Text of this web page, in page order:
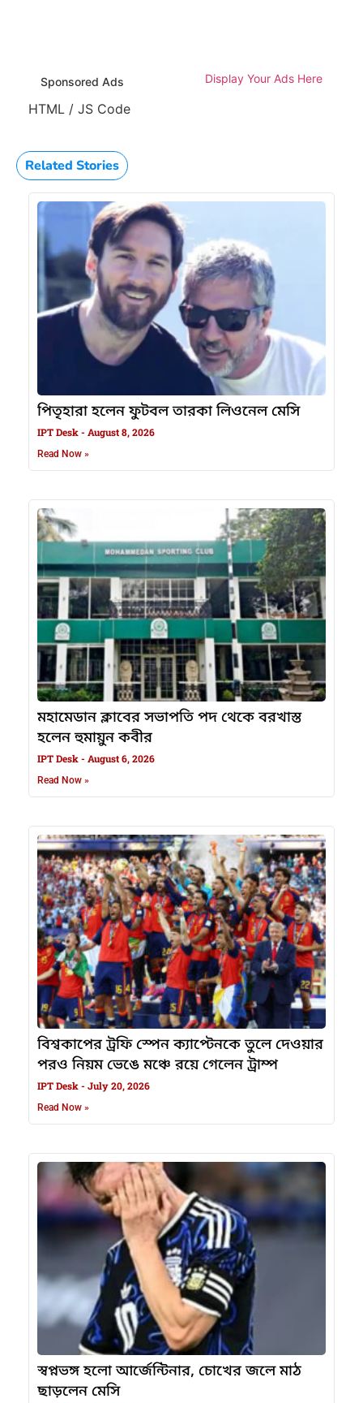
Sponsored Ads Display Your Ads Here
HTML / JS Code
Related Stories
পিতৃহারা হলেন ফুটবল তারকা লিওনেল মেসি
IPT Desk August 8, 2026
Read Now »
মহামেডান ক্লাবের সভাপতি পদ থেকে বরখাস্ত
হলেন হুমায়ুন কবীর
IPT Desk August 6, 2026
Read Now »
বিশ্বকাপের ট্রফি স্পেন ক্যাপ্টেনকে তুলে দেওয়ার
পরও নিয়ম ভেঙে মঞ্চে রয়ে গেলেন ট্রাম্প
IPT Desk July 20, 2026
Read Now »
স্বপ্নভঙ্গ হলো আর্জেন্টিনার, চোখের জলে মাঠ
ছাড়লেন মেসি